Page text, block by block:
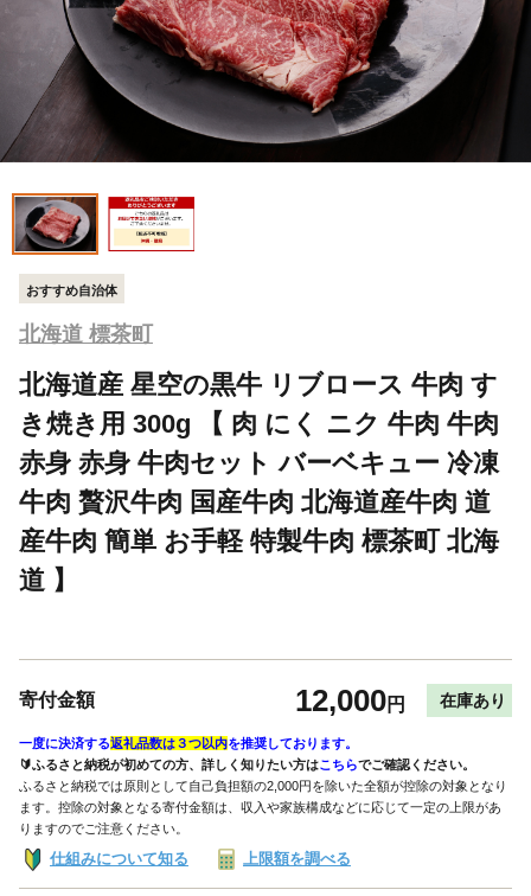
おすすめ自治体
北海道 標茶町
北海道産 星空の黒牛 リブロース 牛肉 す
き焼き用 300g 【 肉 にく ニク 牛肉 牛肉
赤身 赤身 牛肉セット バーベキュー 冷凍
牛肉 贅沢牛肉 国産牛肉 北海道産牛肉 道
産牛肉 簡単 お手軽 特製牛肉 標茶町 北海
道 】
寄付金額 12,000円 在庫あり
一度に決済する返礼品数は３つ以内を推奨しております。
🔰ふるさと納税が初めての方、詳しく知りたい方はこちらでご確認ください。
ふるさと納税では原則として自己負担額の2,000円を除いた全額が控除の対象となり
ます。控除の対象となる寄付金額は、収入や家族構成などに応じて一定の上限があ
りますのでご注意ください。
仕組みについて知る 上限額を調べる